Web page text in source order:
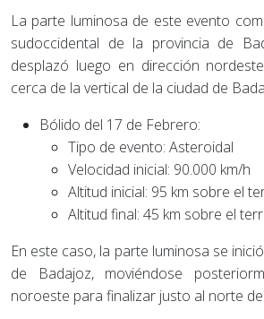
La parte luminosa de este evento
sudoccidental de la provincia de
desplazó luego en dirección
cerca de la vertical de la ciudad de
Bólido del 17 de Febrero:
Tipo de evento: Asteroidal
Velocidad inicial: 90.000 km/h
Altitud inicial: 95 km sobre el
Altitud final: 45 km sobre el
En este caso, la parte luminosa se
de Badajoz, moviéndose
noroeste para finalizar justo al norte